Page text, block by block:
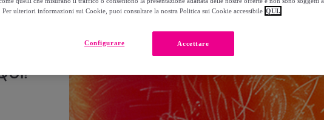
Per ulteriori informazioni sui Cookie, puoi consultare la nostra Politica sui Cookie accessibile QUI.
Accettare
Configurare